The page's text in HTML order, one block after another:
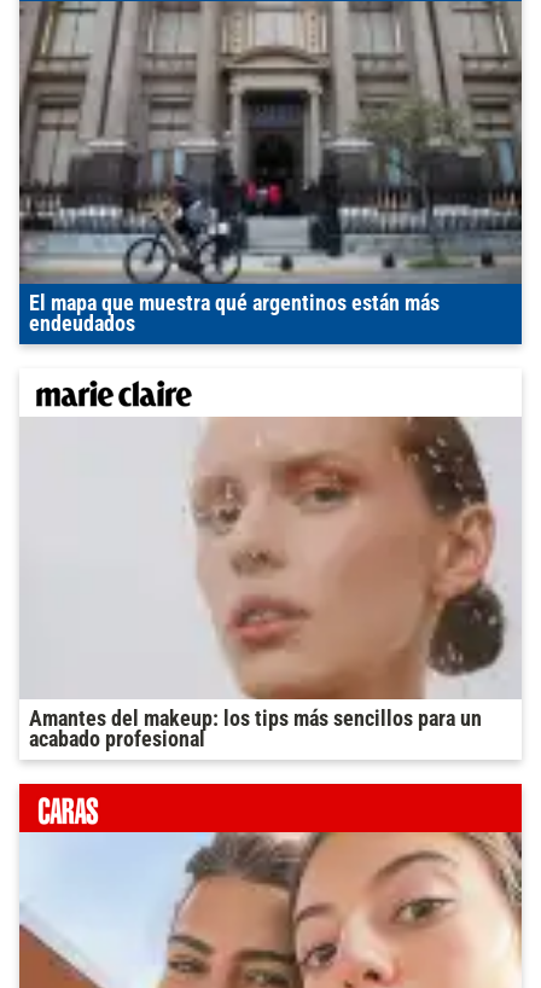
El mapa que muestra qué argentinos están más
endeudados
Amantes del makeup: los tips más sencillos para un
acabado profesional